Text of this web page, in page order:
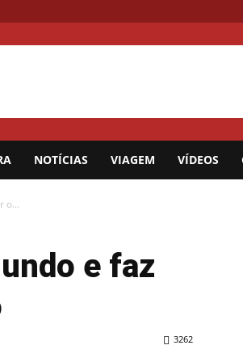
NOTÍCIAS VIAGEM VÍDEOS
o...
e faz
3262